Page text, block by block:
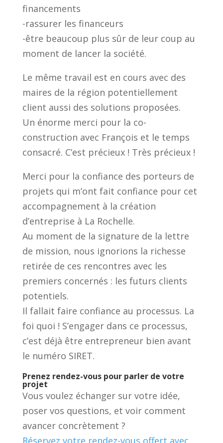
financements
-rassurer les financeurs
-être beaucoup plus sûr de leur coup au
moment de lancer la société.
Le même travail est en cours avec des
maires de la région potentiellement
client aussi des solutions proposées.
Un énorme merci pour la co-
construction avec François et le temps
consacré. C’est précieux ! Très précieux !
Merci pour la confiance des porteurs de
projets qui m’ont fait confiance pour cet
accompagnement à la création
d’entreprise à La Rochelle.
Au moment de la signature de la lettre
de mission, nous ignorions la richesse
retirée de ces rencontres avec les
premiers concernés : les futurs clients
potentiels.
Il fallait faire confiance au processus. La
foi quoi ! S’engager dans ce processus,
c’est déjà être entrepreneur bien avant
le numéro SIRET.
Prenez rendez-vous pour parler de votre
projet
Vous voulez échanger sur votre idée,
poser vos questions, et voir comment
avancer concrètement ?
Réservez votre rendez-vous offert avec